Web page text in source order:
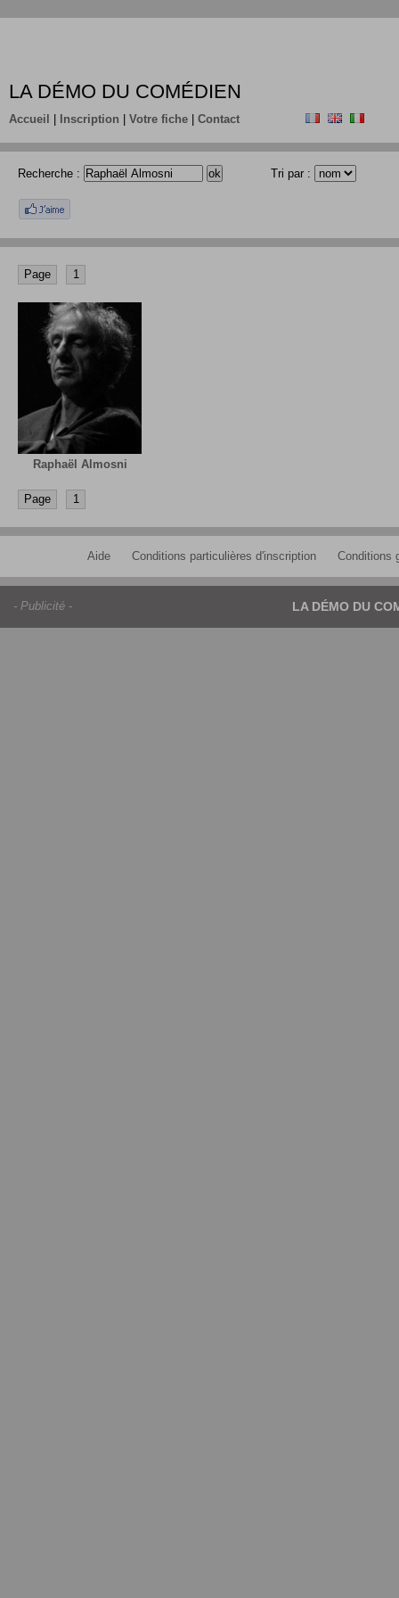
LA DÉMO DU COMÉDIEN
Accueil Inscription Votre fiche Contact
Recherche : Tri par :
Page 1
Raphaël Almosni
Page 1
Aide Conditions particulières d'inscription Conditions
LA DÉMO DU
- Publicité -